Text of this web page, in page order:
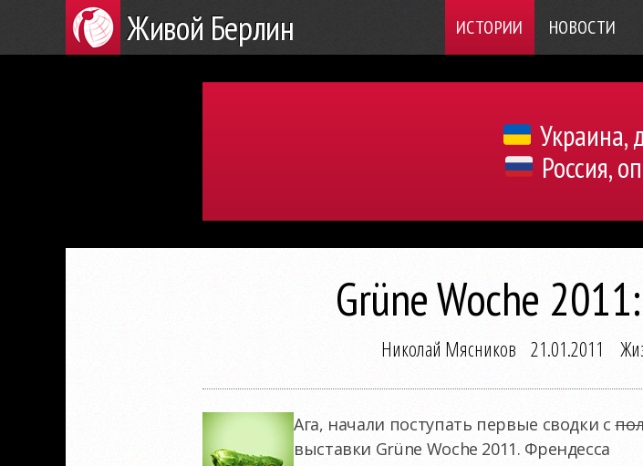
Живой Берлин ИСТОРИИ НОВОСТИ
Украина,
Россия,
Grüne Woche
Николай Мясников 21.01.2011
Ага, начали поступать первые сводки с
выставки Grüne Woche 2011. Френдесса